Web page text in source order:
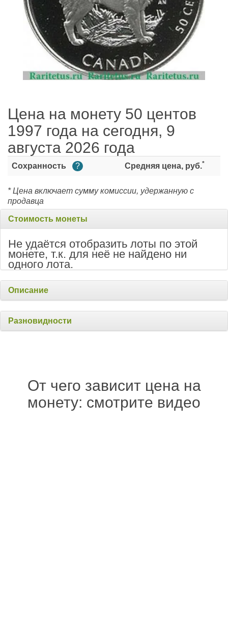
Цена на монету 50 центов
1997 года на сегодня, 9
августа 2026 года
Сохранность ? Средняя цена, руб.*
* Цена включает сумму комиссии, удержанную с
продавца
Стоимость монеты
Не удаётся отобразить лоты по этой
монете, т.к. для неё не найдено ни
одного лота.
Описание
Разновидности
От чего зависит цена на
монету: смотрите видео